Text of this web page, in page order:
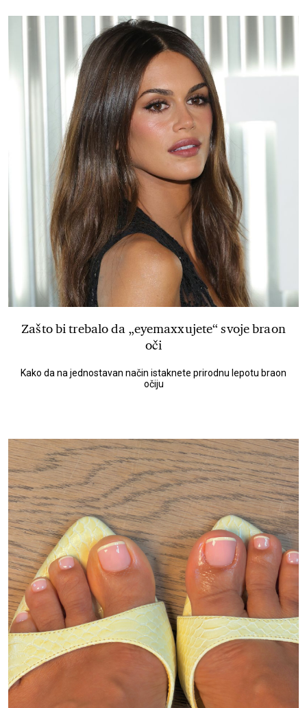
Zašto bi trebalo da „eyemaxxujete“ svoje braon
oči
Kako da na jednostavan način istaknete prirodnu lepotu braon
očiju